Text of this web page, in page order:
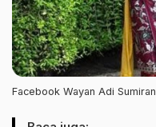
Facebook Wayan Adi Sumiran